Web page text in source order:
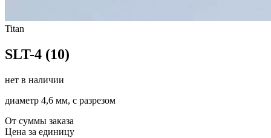
Titan
SLT-4 (10)
нет в наличии
диаметр 4,6 мм, с разрезом
От суммы заказа
Цена за единицу